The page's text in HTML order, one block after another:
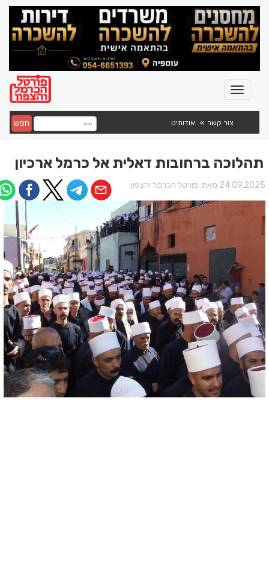
צור קשר אודותינו חפש
תהלוכה ברחובות דאלית אל כרמל ארכיון
מאת: פורטל הכרמל והצפון